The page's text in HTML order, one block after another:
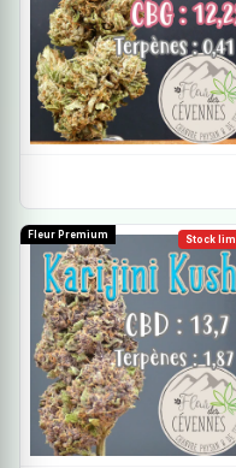
Stock
Fleur Premium